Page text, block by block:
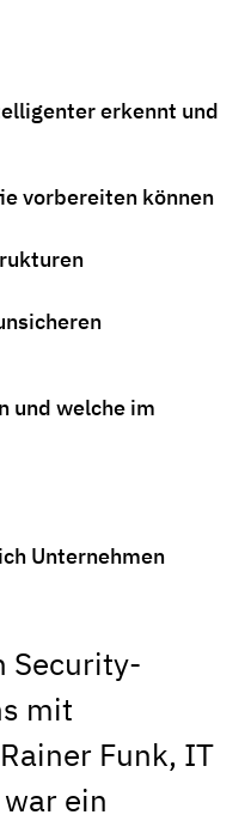
erkennt und
vorbereiten können
und welche im
Unternehmen
Security-
mit
Funk, IT
ein